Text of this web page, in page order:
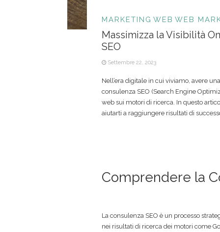
MARKETING WEB WEB
Massimizza la Visibilità
SEO
Settembre 22, 2023
Nell’era digitale in cui viviamo, avere
consulenza SEO (Search Engine
web sui motori di ricerca. In questo
aiutarti a raggiungere risultati di
Comprendere la
La consulenza SEO è un processo
nei risultati di ricerca dei motori come